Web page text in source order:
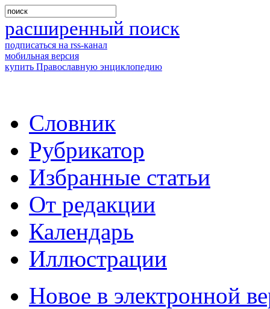
расширенный поиск
подписаться на rss-канал
мобильная версия
купить Православную энциклопедию
Словник
Рубрикатор
Избранные статьи
От редакции
Календарь
Иллюстрации
Новое в электронной